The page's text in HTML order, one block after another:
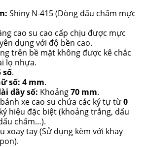
Shiny N-415 (Dòng dấu chấm mực
cao su cao cấp chịu được mực
dụng với độ bền cao.
trên bề mặt không được kê chắc
lọ nhựa.
số.
số: 4 mm.
dãy số: Khoảng70 mm.
xe cao su chứa các ký tự từ0
hiệu đặc biệt (khoảng trắng, dấu
chấm…).
xoay tay (Sử dụng kèm với khay